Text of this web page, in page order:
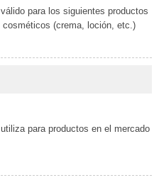
para los siguientes productos
cosméticos (crema, loción, etc.)
para productos en el mercado